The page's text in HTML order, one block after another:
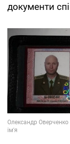
документи